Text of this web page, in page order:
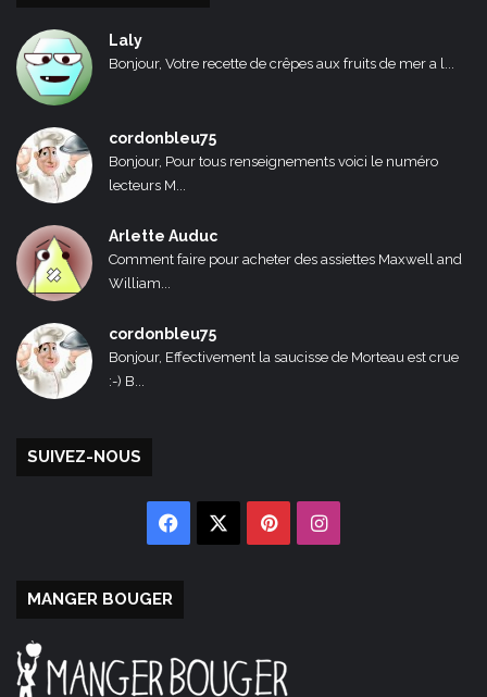
Laly
Bonjour, Votre recette de crêpes aux fruits de mer a l...
cordonbleu75
Bonjour, Pour tous renseignements voici le numéro
lecteurs M...
Arlette Auduc
Comment faire pour acheter des assiettes Maxwell and
William...
cordonbleu75
Bonjour, Effectivement la saucisse de Morteau est crue
:-) B...
SUIVEZ-NOUS
Facebook PinterestInstagram
MANGER BOUGER